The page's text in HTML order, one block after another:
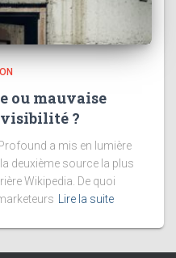
ou mauvaise
visibilité ?
a mis en lumière
deuxième source la plus
Wikipedia. De quoi
Lire la suite